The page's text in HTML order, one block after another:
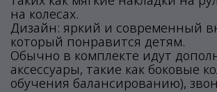
на колесах.
Дизайн: яркий и современный
который понравится детям.
Обычно в комплекте идут
аксессуары, такие как боковые
обучения балансированию),